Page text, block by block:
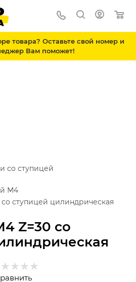
товара? Оставьте свой номер и
Вам поможет!
Z=30 со
со ступицей
М4
ступицей цилиндрическая